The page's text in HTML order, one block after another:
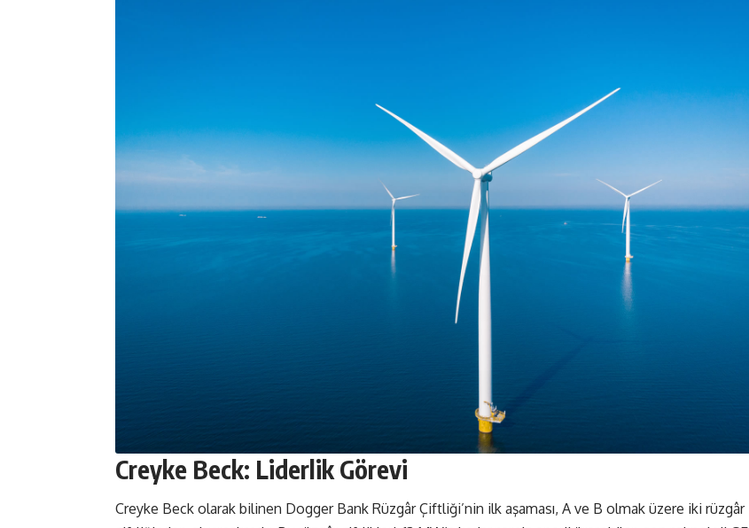
Creyke Beck: Liderlik Görevi
Creyke Beck olarak bilinen Dogger Bank Rüzgâr Çiftliği’nin ilk aşaması, A ve B olmak üzere iki rüzgâr